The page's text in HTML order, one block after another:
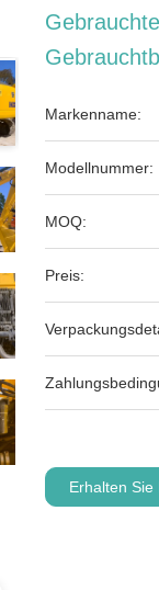
Markenname:
Modellnummer:
MOQ:
Preis:
Erhalten Sie